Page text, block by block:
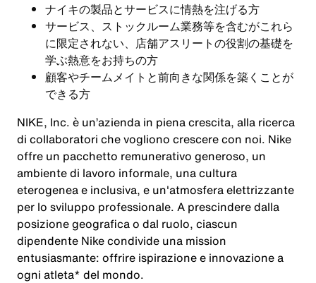
ナイキの製品とサービスに情熱を注げる方
サービス、ストックルーム業務等を含むがこれら
に限定されない、店舗アスリートの役割の基礎を
学ぶ熱意をお持ちの方
顧客やチームメイトと前向きな関係を築くことが
できる方
NIKE, Inc. è un’azienda in piena crescita, alla ricerca
di collaboratori che vogliono crescere con noi. Nike
offre un pacchetto remunerativo generoso, un
ambiente di lavoro informale, una cultura
eterogenea e inclusiva, e un'atmosfera elettrizzante
per lo sviluppo professionale. A prescindere dalla
posizione geografica o dal ruolo, ciascun
dipendente Nike condivide una mission
entusiasmante: offrire ispirazione e innovazione a
ogni atleta* del mondo.